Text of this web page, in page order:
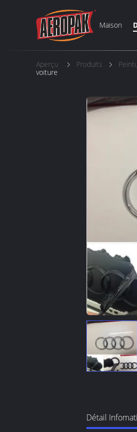
Maison
Aperçu Produits
voiture
Détail